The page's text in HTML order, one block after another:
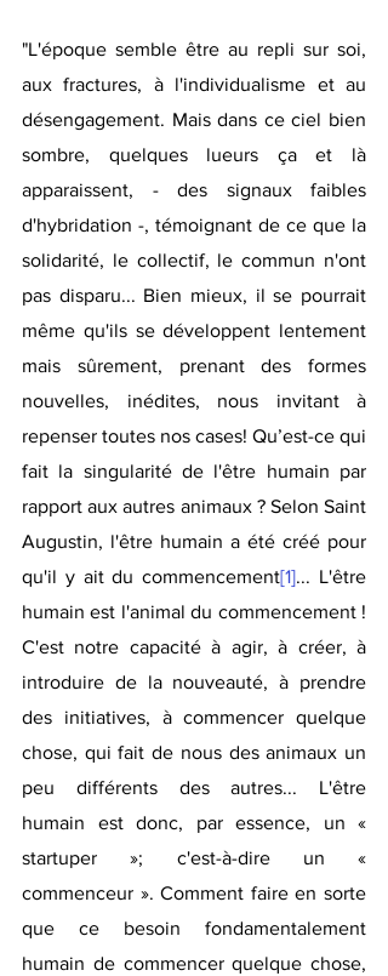
"L'époque semble être au repli sur soi,
aux fractures, à l'individualisme et au
désengagement. Mais dans ce ciel bien
sombre, quelques lueurs ça et là
apparaissent, - des signaux faibles
d'hybridation -, témoignant de ce que la
solidarité, le collectif, le commun n'ont
pas disparu... Bien mieux, il se pourrait
même qu'ils se développent lentement
mais sûrement, prenant des formes
nouvelles, inédites, nous invitant à
repenser toutes nos cases! Qu’est-ce qui
fait la singularité de l'être humain par
rapport aux autres animaux ? Selon Saint
Augustin, l'être humain a été créé pour
qu'il y ait du commencement[1]... L'être
humain est l'animal du commencement !
C'est notre capacité à agir, à créer, à
introduire de la nouveauté, à prendre
des initiatives, à commencer quelque
chose, qui fait de nous des animaux un
peu différents des autres... L'être
humain est donc, par essence, un «
startuper »; c'est-à-dire un «
commenceur ». Comment faire en sorte
que ce besoin fondamentalement
humain de commencer quelque chose,